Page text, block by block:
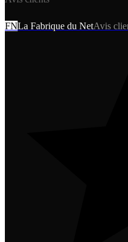
FNLa Fabrique du NetAvis